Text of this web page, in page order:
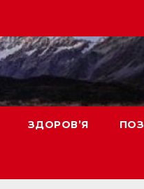
ЗДОРОВ’Я